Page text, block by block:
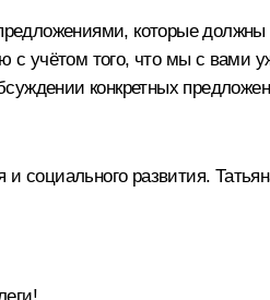
которые
учётом того, что мы с вами
конкретных
социального развития.